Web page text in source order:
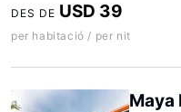
DES DE USD 39
per habitació / per nit
Maya